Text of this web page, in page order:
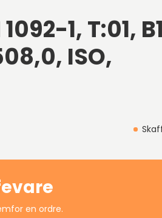
1, T:01,
ISO,
en ordre.